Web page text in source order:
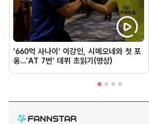
'660억 사나이' 이강인, 시메오네와 첫 포
옹...'AT 7번' 데뷔 초읽기(영상)